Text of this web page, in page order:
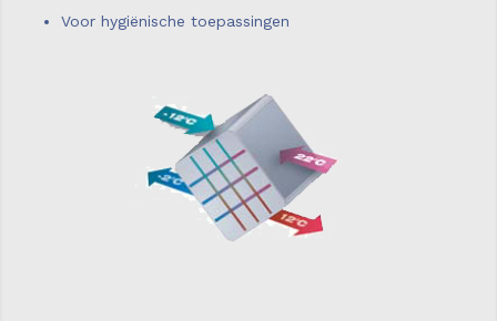
Voor hygiënische toepassingen